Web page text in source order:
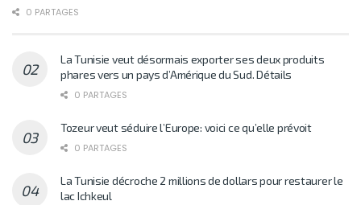
0 PARTAGES
La Tunisie veut désormais exporter ses deux produits
phares vers un pays d’Amérique du Sud. Détails
0 PARTAGES
Tozeur veut séduire l’Europe: voici ce qu’elle prévoit
0 PARTAGES
La Tunisie décroche 2 millions de dollars pour restaurer le
lac Ichkeul